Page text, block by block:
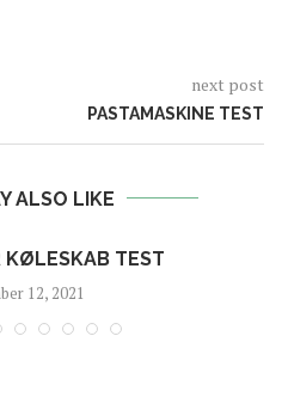
next post
PASTAMASKINE TEST
ALSO LIKE
KØLESKAB TEST
12, 2021